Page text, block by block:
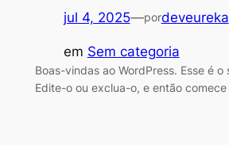
jul 4, 2025—pordeveureka
em Sem categoria
Boas-vindas ao WordPress. Esse é
Edite-o ou exclua-o, e então